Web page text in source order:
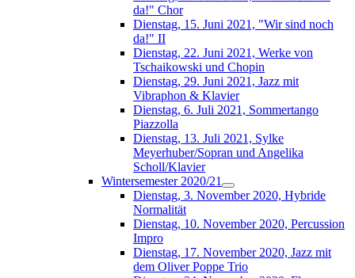
da!" Chor
Dienstag, 15. Juni 2021, "Wir sind noch
da!" II
Dienstag, 22. Juni 2021, Werke von
Tschaikowski und Chopin
Dienstag, 29. Juni 2021, Jazz mit
Vibraphon & Klavier
Dienstag, 6. Juli 2021, Sommertango
Piazzolla
Dienstag, 13. Juli 2021, Sylke
Meyerhuber/Sopran und Angelika
Scholl/Klavier
Wintersemester 2020/21
Dienstag, 3. November 2020, Hybride
Normalität
Dienstag, 10. November 2020, Percussion
Impro
Dienstag, 17. November 2020, Jazz mit
dem Oliver Poppe Trio